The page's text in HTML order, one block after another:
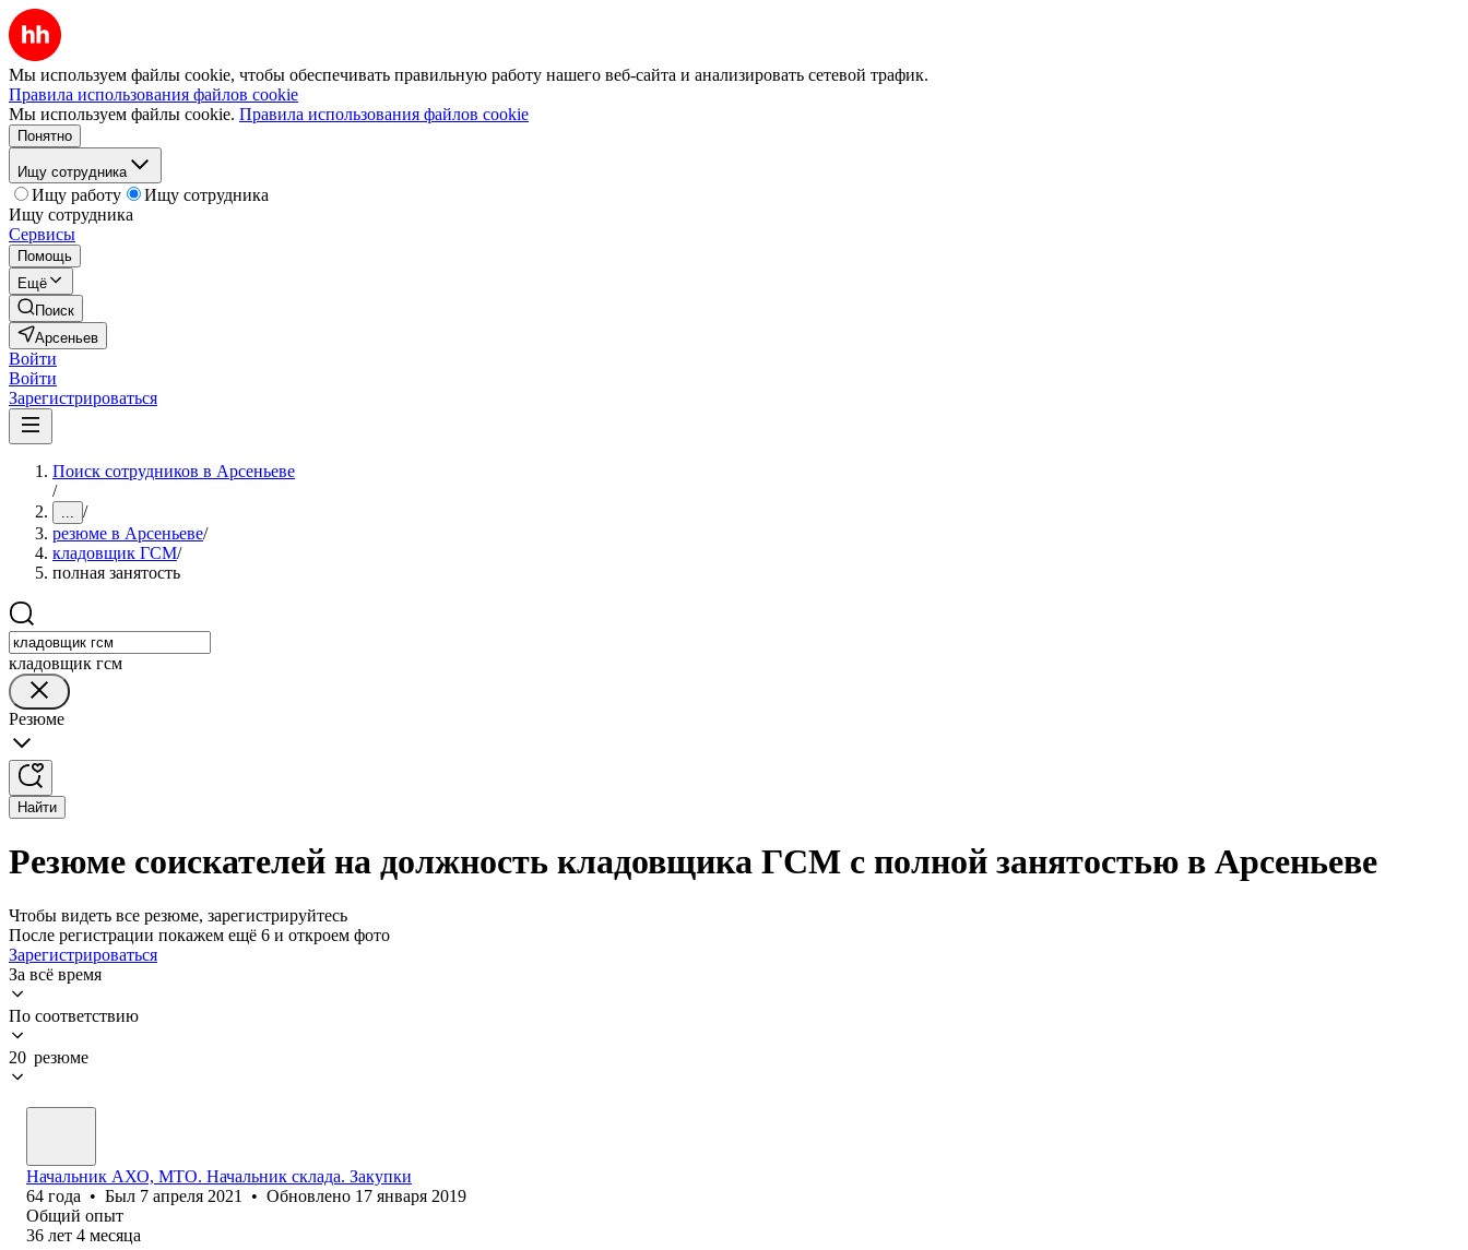
Мы используем файлы cookie, чтобы обеспечивать правильную работу нашего веб-сайта и анализировать сетевой трафик.
Правила использования файлов cookie
Мы используем файлы cookie. Правила использования файлов cookie
Понятно
Ищу сотрудника
Ищу работу
Ищу сотрудника
Ищу сотрудника
Сервисы
Помощь
Ещё
Поиск
Арсеньев
Войти
Войти
Зарегистрироваться
Поиск сотрудников в Арсеньеве
/
... /
резюме в Арсеньеве/
кладовщик ГСМ/
полная занятость
кладовщик гсм
Резюме
Найти
Резюме соискателей на должность кладовщика ГСМ с полной занятостью в Арсеньеве
Чтобы видеть все резюме, зарегистрируйтесь
После регистрации покажем ещё 6 и откроем фото
Зарегистрироваться
За всё время
По соответствию
20 резюме
Начальник АХО, МТО. Начальник склада. Закупки
64 года • Был 7 апреля 2021 • Обновлено 17 января 2019
Общий опыт
36 лет 4 месяца